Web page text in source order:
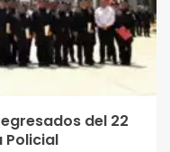
del 22
Policial